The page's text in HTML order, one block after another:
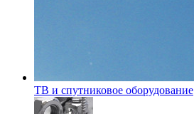
ТВ и спутниковое оборудование